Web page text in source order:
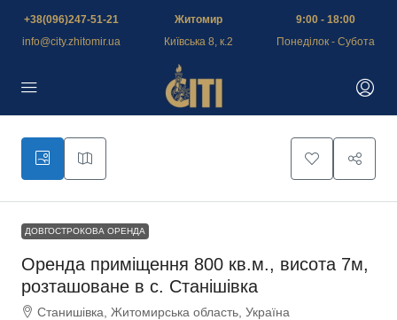
+38(096)247-51-21
info@city.zhitomir.ua
Житомир
Київська 8, к.2
9:00 - 18:00
Понеділок - Субота
ДОВГОСТРОКОВА ОРЕНДА
Оренда приміщення 800 кв.м., висота 7м,
розташоване в с. Станішівка
Станишівка, Житомирська область, Україна